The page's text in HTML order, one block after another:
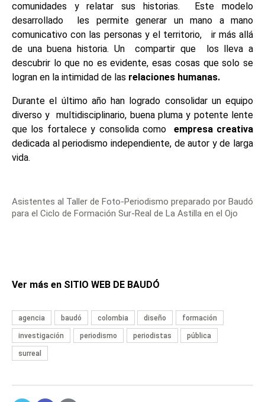
comunidades y relatar sus historias. Este modelo
desarrollado les permite generar un mano a mano
comunicativo con las personas y el territorio, ir más allá
de una buena historia. Un compartir que los lleva a
descubrir lo que no es evidente, esas cosas que solo se
logran en la intimidad de las relaciones humanas.
Durante el último año han logrado consolidar un equipo
diverso y multidisciplinario, buena pluma y potente lente
que los fortalece y consolida como empresa creativa
dedicada al periodismo independiente, de autor y de larga
vida.
Asistentes al Taller de Foto-Periodismo preparado por Baudó
para el Ciclo de Formación Sur-Real de La Astilla en el Ojo
Ver más en SITIO WEB DE BAUDÓ
agencia baudó colombia diseño formación
investigación periodismo periodistas pública
surreal